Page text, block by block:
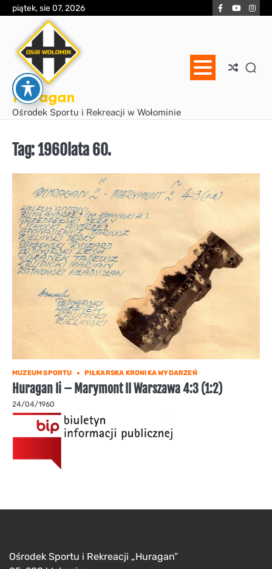
Skip
content
piątek, sie 07, 2026 Facebook
YouTube
Huragan
Ośrodek Sportu i Rekreacji w Wołominie
Tag:1960lata 60.
MUZEUM SPORTU PIŁKARSKA KRONIKA WYDARZEŃ
Huragan Ii – Marymont II Warszawa 4:3 (1:2)
24/04/1960
Ośrodek Sportu i Rekreacji „Huragan”